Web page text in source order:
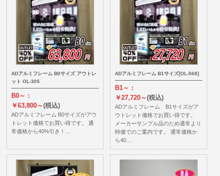
ADアルミフレーム B0サイズ アウトレ
ット OL-305
B0～：
￥63,800～(税込)
ADアルミフレーム B0サイズがアウ
トレット価格でお買い得です。 通
常価格から40%引き！…
ADアルミフレーム B1サイズ[OL-568]
B1～：
￥27,720～(税込)
ADアルミフレーム B1サイズがア
ウトレット価格でお買い得です。
メーカーサンプル品のため通常より
特価でのご案内です。 通常価格か
ら40…